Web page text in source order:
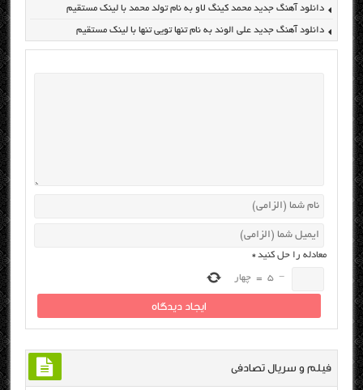
دانلود آهنگ جدید محمد کینگ لاو به نام تولد محمد با لینک مستقیم
دانلود آهنگ جدید علی الوند به نام تنها تویی تنها با لینک مستقیم
معادله را حل کنید*
−
5
= چهار
فیلم و سریال تصادفی